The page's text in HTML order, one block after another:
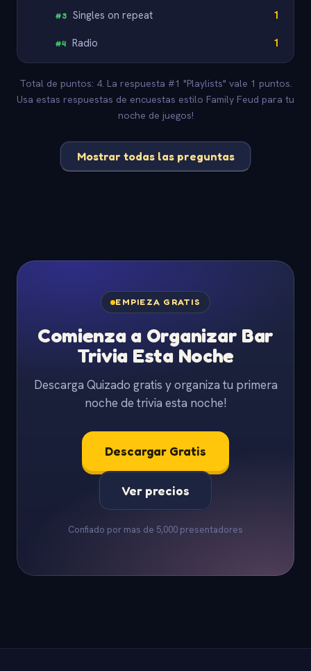
#3 Singles on repeat 1
#4 Radio 1
Total de puntos: 4. La respuesta #1 "Playlists" vale 1 puntos.
Usa estas respuestas de encuestas estilo Family Feud para tu
noche de juegos!
Mostrar todas las preguntas
EMPIEZA GRATIS
Comienza a Organizar Bar
Trivia Esta Noche
Descarga Quizado gratis y organiza tu primera
noche de trivia esta noche!
Descargar Gratis
Ver precios
Confiado por mas de 5,000 presentadores